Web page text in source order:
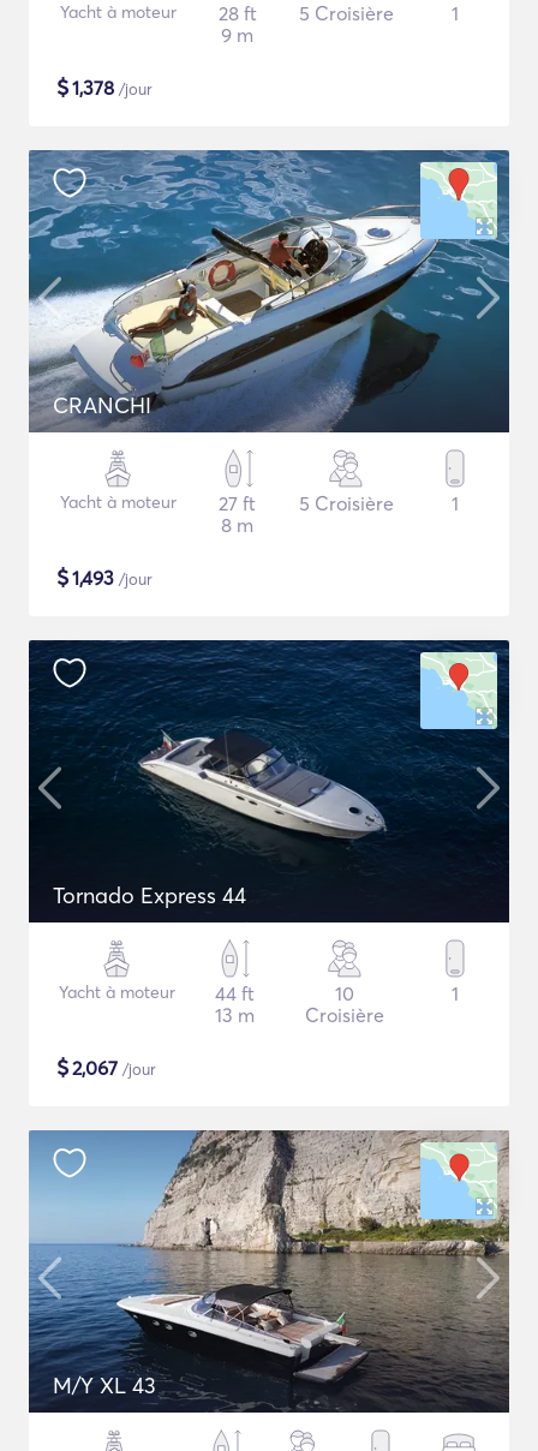
Yacht à moteur
28 ft
9 m
5 Croisière 1
$1,378 /jour
CRANCHI
Yacht à moteur
27 ft
8 m
5 Croisière 1
$1,493 /jour
Tornado Express 44
Yacht à moteur
44 ft
13 m
10
Croisière
1
$2,067 /jour
M/Y XL 43